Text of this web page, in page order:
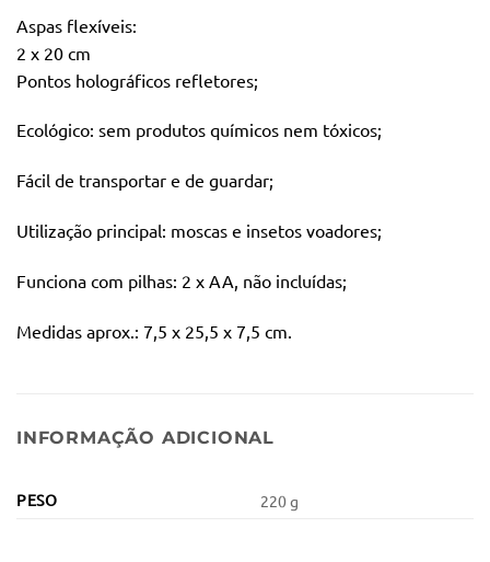
Aspas flexíveis:
2 x 20 cm
Pontos holográficos refletores;
Ecológico: sem produtos químicos nem tóxicos;
Fácil de transportar e de guardar;
Utilização principal: moscas e insetos voadores;
Funciona com pilhas: 2 x AA, não incluídas;
Medidas aprox.: 7,5 x 25,5 x 7,5 cm.
INFORMAÇÃO ADICIONAL
PESO 220 g